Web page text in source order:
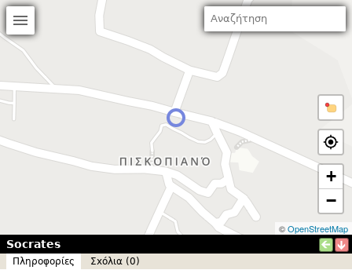
+
−
©OpenStreetMap
Socrates
Πληροφορίες
Σxόλια (0)